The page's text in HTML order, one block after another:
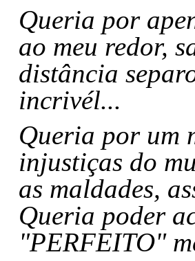
Queria por
ao meu redor,
distância
incrivél...
Queria por um
injustiças do
as maldades,
Queria poder
"PERFEITO"